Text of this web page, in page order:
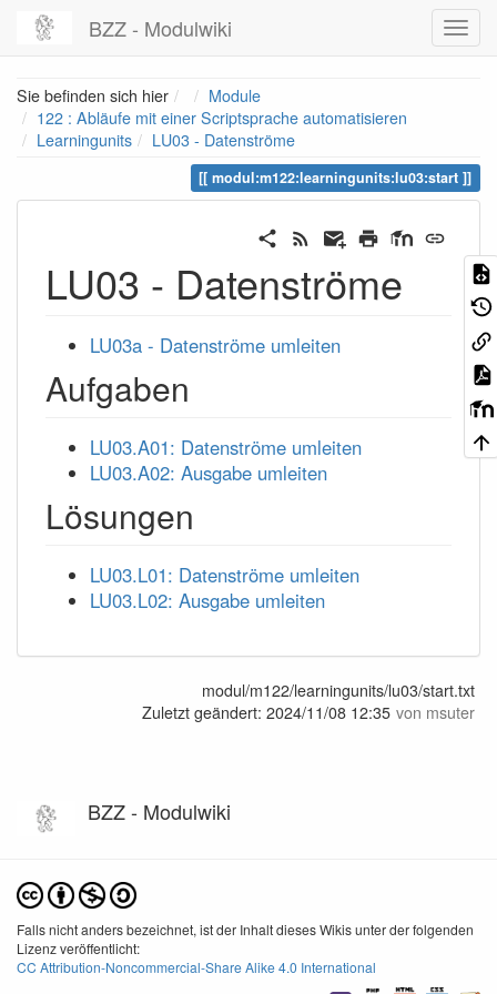
BZZ - Modulwiki
Sie befinden sich hier HomeModule
122 : Abläufe mit einer Scriptsprache automatisieren
Learningunits
LU03 - Datenströme
modul:m122:learningunits:lu03:start
LU03 - Datenströme
LU03a - Datenströme umleiten
Aufgaben
LU03.A01: Datenströme umleiten
LU03.A02: Ausgabe umleiten
Lösungen
LU03.L01: Datenströme umleiten
LU03.L02: Ausgabe umleiten
modul/m122/learningunits/lu03/start.txt
Zuletzt geändert: 2024/11/08 12:35 von msuter
BZZ - Modulwiki
Falls nicht anders bezeichnet, ist der Inhalt dieses Wikis unter der folgenden
Lizenz veröffentlicht:
CC Attribution-Noncommercial-Share Alike 4.0 International